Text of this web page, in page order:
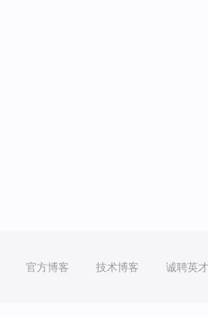
官方博客 技术博客 诚聘英才